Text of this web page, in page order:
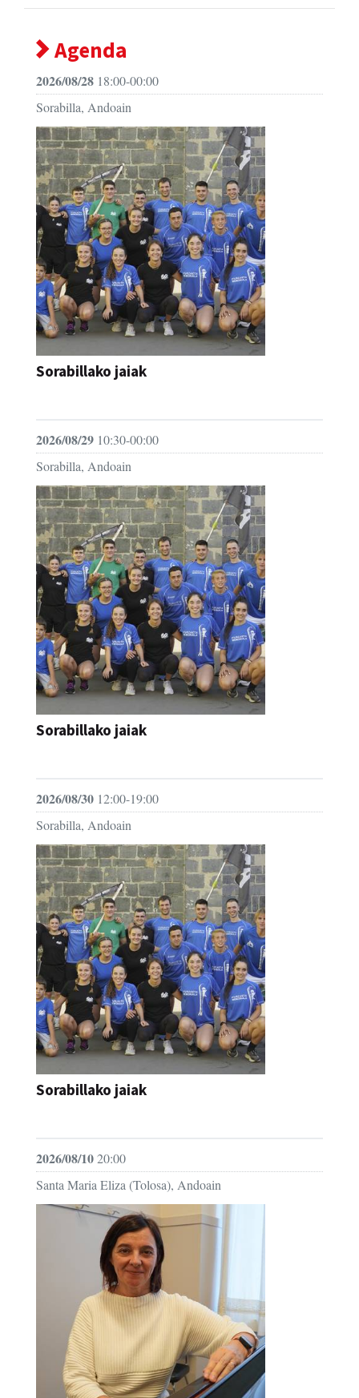
Agenda
2026/08/28 18:00-00:00
Sorabilla, Andoain
Sorabillako jaiak
2026/08/29 10:30-00:00
Sorabilla, Andoain
Sorabillako jaiak
2026/08/30 12:00-19:00
Sorabilla, Andoain
Sorabillako jaiak
2026/08/1020:00
Santa Maria Eliza (Tolosa), Andoain